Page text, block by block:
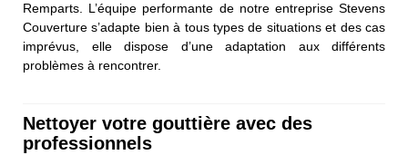
Remparts. L’équipe performante de notre entreprise Stevens
Couverture s’adapte bien à tous types de situations et des cas
imprévus, elle dispose d’une adaptation aux différents
problèmes à rencontrer.
Nettoyer votre gouttière avec des
professionnels